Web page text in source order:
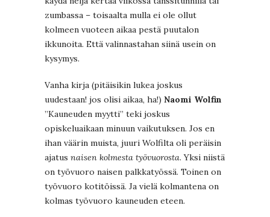
zumbassa – toisaalta mulla ei ole ollut
kolmeen vuoteen aikaa pestä puutalon
ikkunoita. Että valinnastahan siinä usein on
kysymys.
Vanha kirja (pitäisikin lukea joskus
uudestaan! jos olisi aikaa, ha!) Naomi Wolfin
”Kauneuden myytti” teki joskus
opiskeluaikaan minuun vaikutuksen. Jos en
ihan väärin muista, juuri Wolfilta oli peräisin
ajatus naisen kolmesta työvuorosta. Yksi niistä
on työvuoro naisen palkkatyössä. Toinen on
työvuoro kotitöissä. Ja vielä kolmantena on
kolmas työvuoro kauneuden eteen.